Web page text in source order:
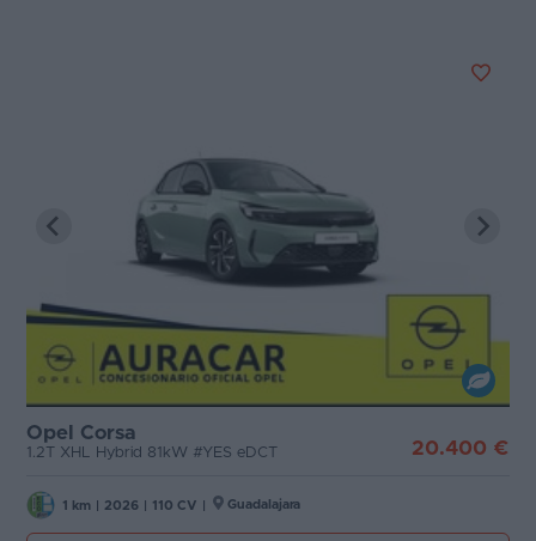
Opel Corsa
1.2T XHL Hybrid 81kW #YES eDCT 20.400 €
1 km 2026 110 CV Guadalajara